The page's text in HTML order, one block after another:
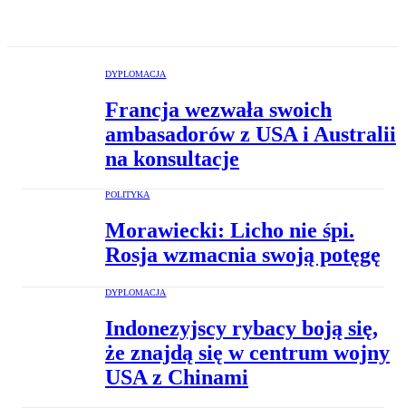
DYPLOMACJA
Francja wezwała swoich
ambasadorów z USA i Australii
na konsultacje
POLITYKA
Morawiecki: Licho nie śpi.
Rosja wzmacnia swoją potęgę
DYPLOMACJA
Indonezyjscy rybacy boją się,
że znajdą się w centrum wojny
USA z Chinami